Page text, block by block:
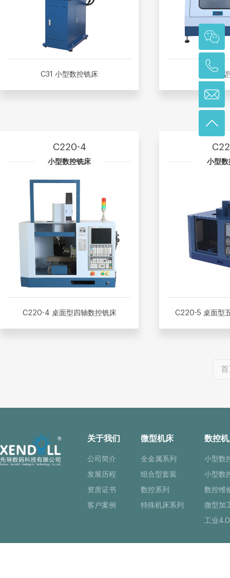
C31 小型数控铣床 C17 小
C220-4
小型数控铣床
C220-4 桌面型四轴数控铣床
小型数
C220-5 桌面型
关于我们
公司简介
发展历程
资质证书
客户案例
微型机床
全金属系列
组合型套装
数控系列
特殊机床系列
数控
小型数
小型数
数控维
微型加
工业4.0